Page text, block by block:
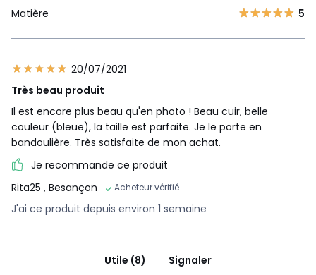
Matière 5
20/07/2021
Très beau produit
Il est encore plus beau qu'en photo ! Beau cuir, belle
couleur (bleue), la taille est parfaite. Je le porte en
bandoulière. Très satisfaite de mon achat.
Je recommande ce produit
Rita25 , Besançon Acheteur vérifié
J'ai ce produit depuis environ 1 semaine
Utile (8)
Signaler